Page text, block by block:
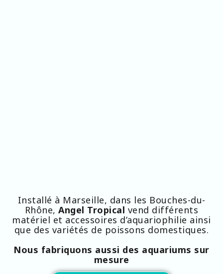
Installé à Marseille, dans les Bouches-du-
Rhône,Angel Tropical vend différents
matériel et accessoires d’aquariophilie ainsi
que des variétés de poissons domestiques.
Nous fabriquons aussi des aquariums sur
mesure